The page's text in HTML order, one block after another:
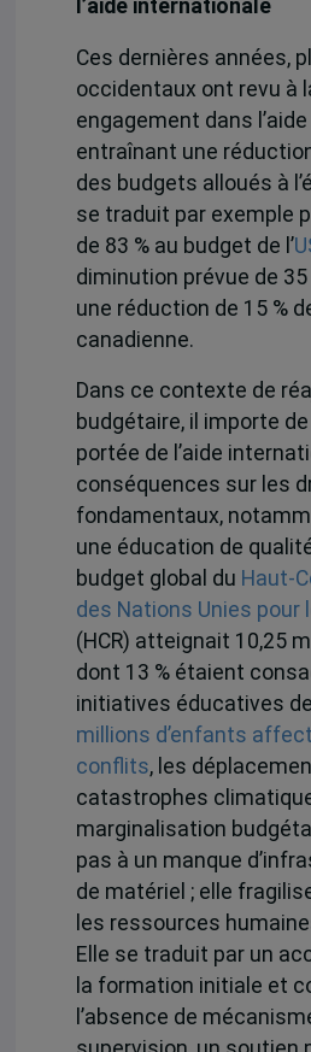
l’aide internationale
Ces dernières années,
occidentaux ont revu à
engagement dans
entraînant une
des budgets alloués à
se traduit par exemple
de 83 % au budget de l’
diminution prévue de 35
une réduction de 15 %
canadienne.
Dans ce contexte de
budgétaire, il importe
portée de l’aide
conséquences sur les
fondamentaux,
une éducation de
budget global du Haut-
des Nations Unies pour
(HCR) atteignait 10,25
dont 13 % étaient
initiatives éducatives
millions d’enfants
conflits, les
catastrophes
marginalisation
pas à un manque
de matériel ; elle
les ressources
Elle se traduit par un
la formation initiale et
l’absence de